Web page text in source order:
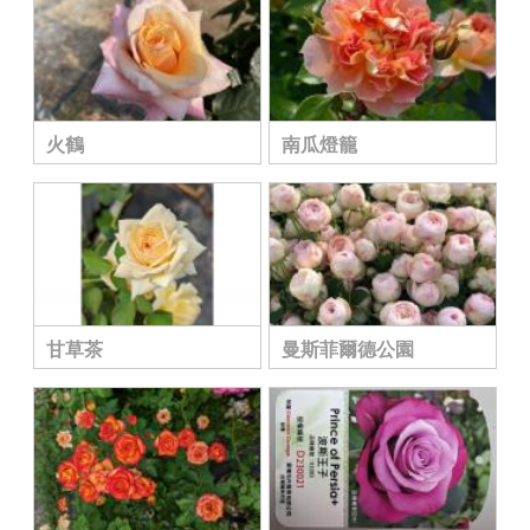
火鶴 南瓜燈籠
甘草茶 曼斯菲爾德公園